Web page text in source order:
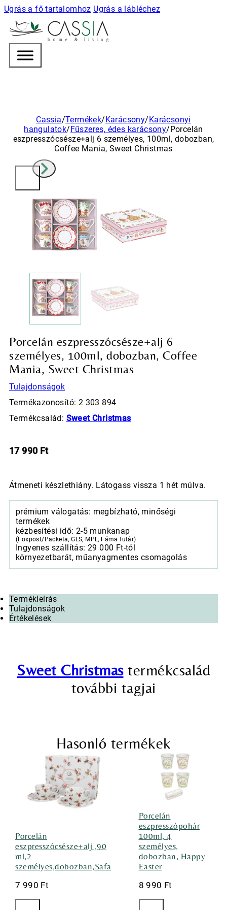
Ugrás a fő tartalomhoz Ugrás a lábléchez
h o m e & l i v i n g
Cassia/Termékek/Karácsony/Karácsonyi
hangulatok/Fűszeres, édes karácsony/Porcelán
eszpresszócsésze+alj 6 személyes, 100ml, dobozban,
Coffee Mania, Sweet Christmas
Porcelán eszpresszócsésze+alj 6
személyes, 100ml, dobozban, Coffee
Mania, Sweet Christmas
Tulajdonságok
Termékazonosító: 2 303 894
Termékcsalád: Sweet Christmas
17 990 Ft
Átmeneti készlethiány. Látogass vissza 1 hét múlva.
prémium válogatás: megbízható, minőségi
termékek
kézbesítési idő: 2-5 munkanap
(Foxpost/Packeta, GLS, MPL, Fáma futár)
Ingyenes szállítás: 29 000 Ft-tól
környezetbarát, műanyagmentes csomagolás
Termékleírás
Tulajdonságok
Értékelések
Sweet Christmastermékcsalád
további tagjai
Hasonló termékek
Porcelán
eszpresszócsésze+alj ,90
ml,2
személyes,dobozban,Safa
7 990 Ft
Porcelán
eszpresszópohár
100ml, 4
személyes,
dobozban, Happy
Easter
8 990 Ft